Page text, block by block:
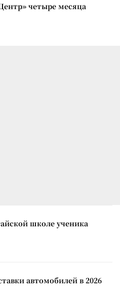
четыре месяца
школе ученика
автомобилей в 2026